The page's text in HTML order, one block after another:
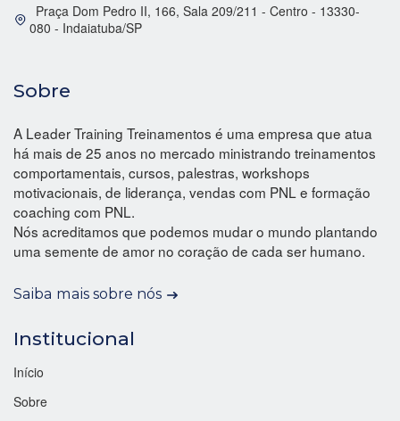
Praça Dom Pedro II, 166, Sala 209/211 - Centro - 13330-
080 - Indaiatuba/SP
Sobre
A Leader Training Treinamentos é uma empresa que atua
há mais de 25 anos no mercado ministrando treinamentos
comportamentais, cursos, palestras, workshops
motivacionais, de liderança, vendas com PNL e formação
coaching com PNL.
Nós acreditamos que podemos mudar o mundo plantando
uma semente de amor no coração de cada ser humano.
Saiba mais sobre nós
Institucional
Início
Sobre